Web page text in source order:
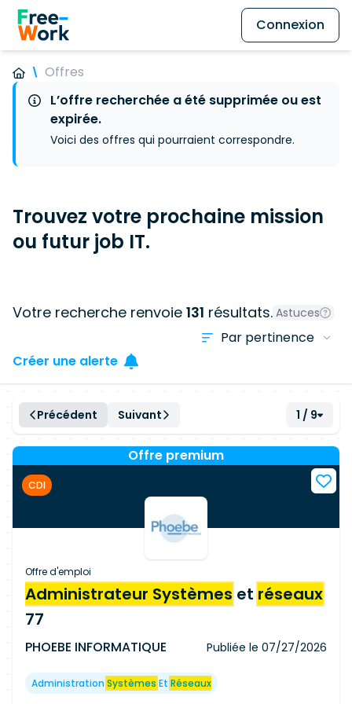
Connexion
Offres
L’offre recherchée a été supprimée ou est
expirée.
Voici des offres qui pourraient correspondre.
Trouvez votre prochaine mission
ou futur job IT.
Votre recherche renvoie 131 résultats. Astuces
Créer une alerte
Précédent Suivant 1 / 9
Offre premium
CDI
Offre d'emploi
Administrateur Systèmes et réseaux
77
PHOEBE INFORMATIQUE Publiée le 07/27/2026
Administration Systèmes Et Réseaux